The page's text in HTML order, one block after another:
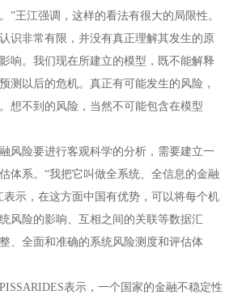
”王江强调，这样的看法有很大的局限性。
识非常有限，并没有真正理解其发生的原
响。我们现在所建立的模型，既不能解释
测以后的危机。真正有可能发生的风险，
想不到的风险，当然不可能包含在模型
风险要进行客观科学的分析，需要建立一
体系。“我把它叫做全系统、全信息的金融
表示，在这方面中国有优势，可以将每个机
风险的影响、互相之间的关联等数据汇
、全面和准确的系统风险测度和评估体
表示，一个国家的金融不稳定性